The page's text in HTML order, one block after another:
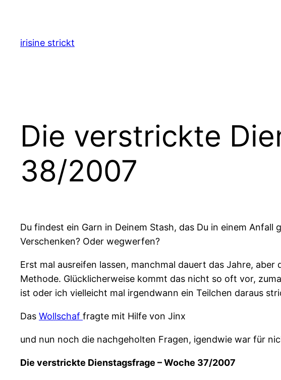
springen
irisine strickt
Die verstrickte
38/2007
Du findest ein Garn in Deinem Stash, das Du in einem
Verschenken? Oder wegwerfen?
Erst mal ausreifen lassen, manchmal dauert das Jahre,
Methode. Glücklicherweise kommt das nicht so oft vor,
ist oder ich vielleicht mal irgendwann ein Teilchen daraus
Das Wollschaf fragte mit Hilfe von Jinx
und nun noch die nachgeholten Fragen, igendwie war für
Die verstrickte Dienstagsfrage – Woche 37/2007